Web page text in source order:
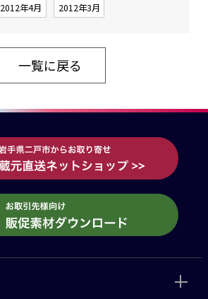
2012年4月 2012年3月
一覧に戻る